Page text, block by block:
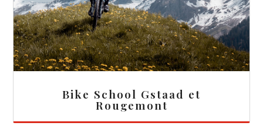
Bike School Gstaad et
Rougemont